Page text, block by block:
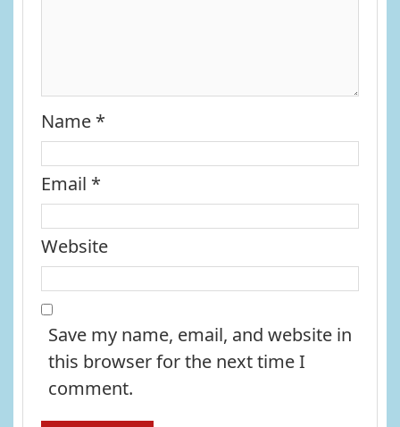
Name *
Email *
Website
Save my name, email, and website in
this browser for the next time I
comment.